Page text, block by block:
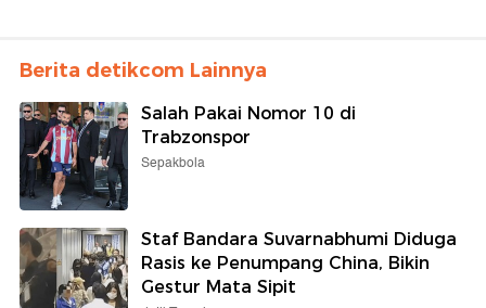
Berita detikcom Lainnya
Salah Pakai Nomor 10 di
Trabzonspor
Sepakbola
Staf Bandara Suvarnabhumi Diduga
Rasis ke Penumpang China, Bikin
Gestur Mata Sipit